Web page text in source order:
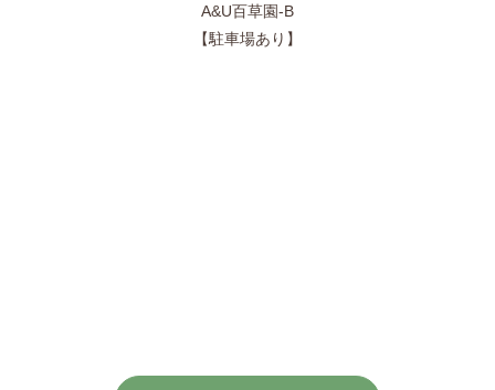
A&U百草園-B
【駐車場あり】